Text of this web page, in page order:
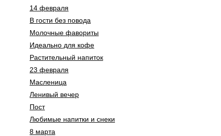
14 февраля
В гости без повода
Молочные фавориты
Идеально для кофе
Растительный напиток
23 февраля
Масленица
Ленивый вечер
Пост
Любимые напитки и снеки
8 марта